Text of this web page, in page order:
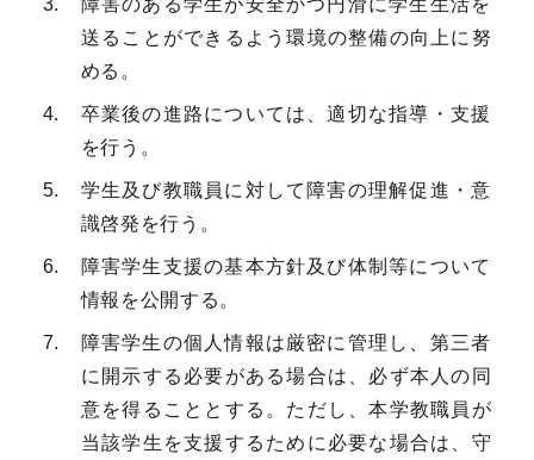
障害のある学生が安全かつ円滑に学生生活を
送ることができるよう環境の整備の向上に努
める。
卒業後の進路については、適切な指導・支援
を行う。
学生及び教職員に対して障害の理解促進・意
識啓発を行う。
障害学生支援の基本方針及び体制等について
情報を公開する。
障害学生の個人情報は厳密に管理し、第三者
に開示する必要がある場合は、必ず本人の同
意を得ることとする。ただし、本学教職員が
当該学生を支援するために必要な場合は、守